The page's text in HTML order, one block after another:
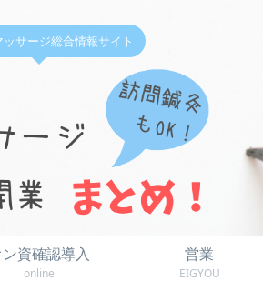
サージ総合情報サイト
ン資確認導入
online
営業
EIGYOU